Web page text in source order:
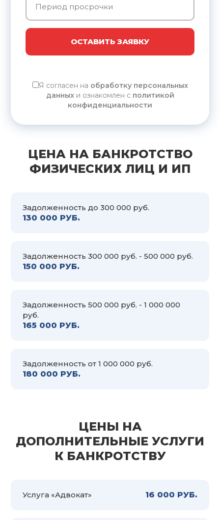
ОСТАВИТЬ ЗАЯВКУ
Я согласен на обработку персональных
данныхи ознакомлен с политикой
конфиденциальности
ЦЕНА НА БАНКРОТСТВО
ФИЗИЧЕСКИХ ЛИЦ И ИП
Задолженность до 300 000 руб.
130 000 РУБ.
Задолженность 300 000 руб. - 500 000 руб.
150 000 РУБ.
Задолженность 500 000 руб. - 1 000 000
руб.
165 000 РУБ.
Задолженность от 1 000 000 руб.
180 000 РУБ.
ЦЕНЫ НА
ДОПОЛНИТЕЛЬНЫЕ УСЛУГИ
К БАНКРОТСТВУ
Услуга «Адвокат» 16 000 РУБ.